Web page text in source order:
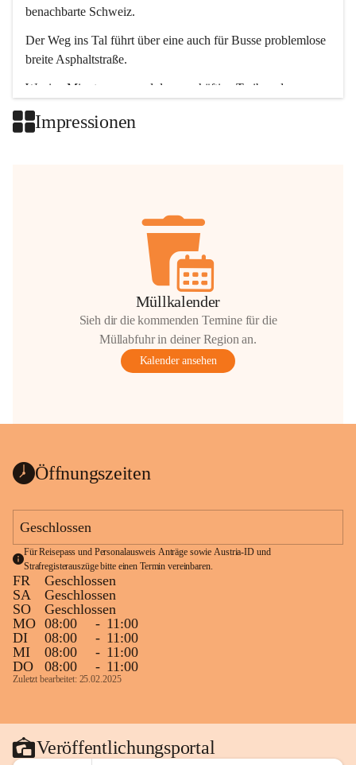
benachbarte Schweiz.
Der Weg ins Tal führt über eine auch für Busse problemlose
breite Asphaltstraße.
Wenige Minuten nur, und das geschäftige Treiben der
Impressionen
Müllkalender
Sieh dir die kommenden Termine für die
Müllabfuhr in deiner Region an.
Kalender ansehen
Öffnungszeiten
Geschlossen
Für Reisepass und Personalausweis Anträge sowie Austria-ID und
Strafregisterauszüge bitte einen Termin vereinbaren.
FR
Geschlossen
SA
Geschlossen
SO
Geschlossen
MO 08:00 - 11:00
DI
08:00 - 11:00
MI
08:00 - 11:00
DO
08:00 - 11:00
Zuletzt bearbeitet: 25.02.2025
Veröffentlichungsportal